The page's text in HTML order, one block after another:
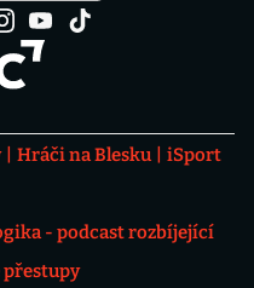
Hráči na Blesku
iSport
- podcast rozbíjející
přestupy